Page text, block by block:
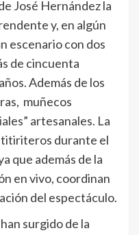
José Hernández la
y, en algún
escenario con dos
de cincuenta
Además de los
muñecos
artesanales. La
titiriteros durante el
que además de la
en vivo, coordinan
del espectáculo.
surgido de la